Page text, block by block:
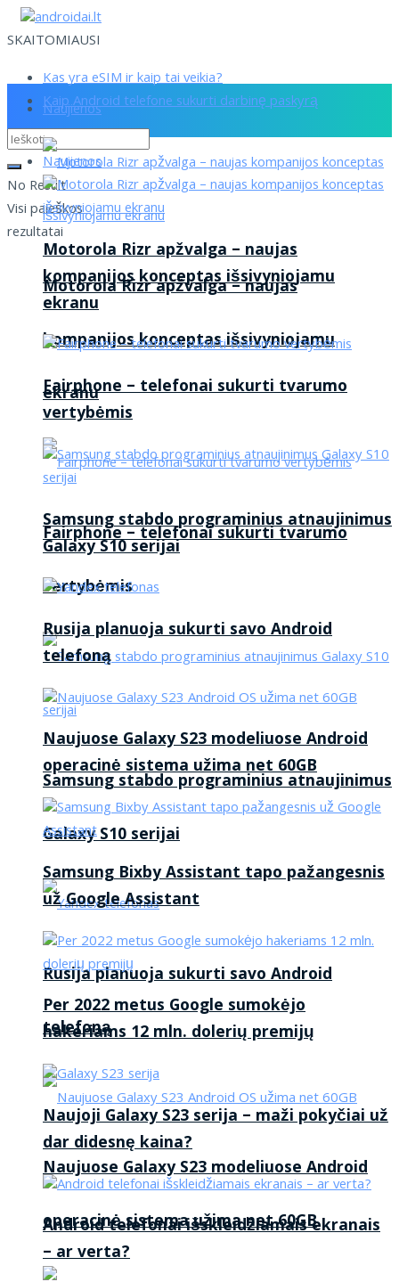
SKAITOMIAUSI
Kas yra eSIM ir kaip tai veikia?
Kaip Android telefone sukurti darbinę paskyrą
No Result
Visi paieškos
rezultatai
Naujienos
Motorola Rizr apžvalga – naujas
kompanijos konceptas išsivyniojamu
ekranu
Fairphone – telefonai sukurti tvarumo
vertybėmis
Samsung stabdo programinius atnaujinimus
Galaxy S10 serijai
Rusija planuoja sukurti savo Android
telefoną
Naujuose Galaxy S23 modeliuose Android
operacinė sistema užima net 60GB
Naujienos
Motorola Rizr apžvalga – naujas
kompanijos konceptas išsivyniojamu
ekranu
Fairphone – telefonai sukurti tvarumo
vertybėmis
Samsung stabdo programinius atnaujinimus
Galaxy S10 serijai
Rusija planuoja sukurti savo Android
telefoną
Naujuose Galaxy S23 modeliuose Android
operacinė sistema užima net 60GB
Samsung Bixby Assistant tapo pažangesnis
už Google Assistant
Per 2022 metus Google sumokėjo
hakeriams 12 mln. dolerių premijų
Naujoji Galaxy S23 serija – maži pokyčiai už
dar didesnę kaina?
Android telefonai išskleidžiamais ekranais
– ar verta?